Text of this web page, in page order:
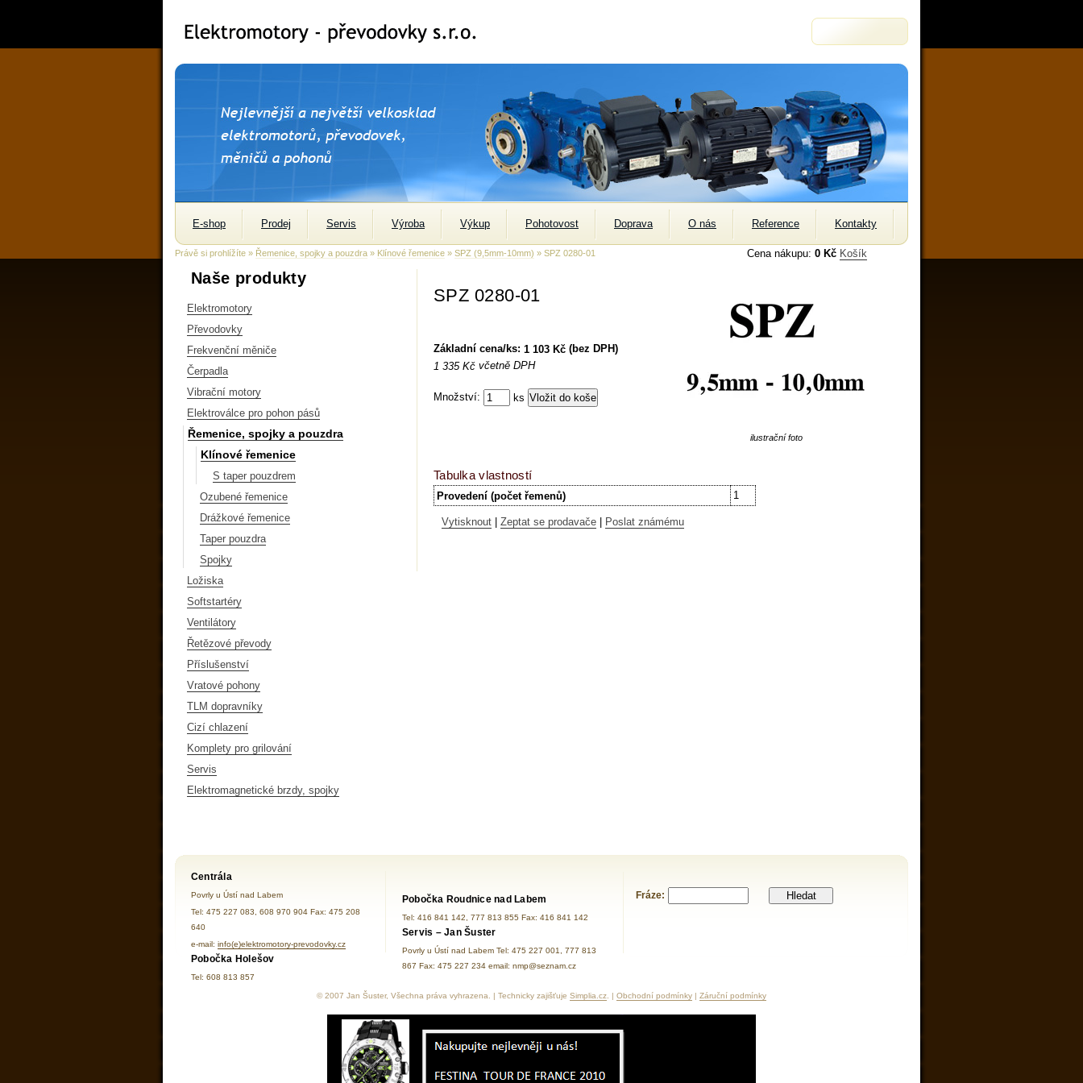
E-shop Prodej Servis Výroba Výkup Pohotovost Doprava O nás Reference Kontakty
Cena nákupu: 0 Kč Košík
Právě si prohlížíte » Řemenice, spojky a pouzdra » Klínové řemenice » SPZ (9,5mm-10mm) » SPZ 0280-01
Naše produkty
Elektromotory
Převodovky
Frekvenční měniče
Čerpadla
Vibrační motory
Elektroválce pro pohon pásů
Řemenice, spojky a pouzdra
Klínové řemenice
S taper pouzdrem
Ozubené řemenice
Drážkové řemenice
Taper pouzdra
Spojky
Ložiska
Softstartéry
Ventilátory
Řetězové převody
Příslušenství
Vratové pohony
TLM dopravníky
Cizí chlazení
Komplety pro grilování
Servis
Elektromagnetické brzdy, spojky
SPZ 0280-01
Základní cena/ks: 1 103 Kč (bez DPH)
1 335 Kč včetně DPH
Množství: ks
ilustrační foto
Tabulka vlastností
Provedení (počet řemenů) 1
Vytisknout Zeptat se prodavače Poslat známému
Centrála
Povrly u Ústí nad Labem
Tel: 475 227 083, 608 970 904 Fax: 475 208
640
e-mail: info(e)elektromotory-prevodovky.cz
Pobočka Holešov
Tel: 608 813 857
Pobočka Roudnice nad Labem
Tel: 416 841 142, 777 813 855 Fax: 416 841 142
Servis – Jan Šuster
Povrly u Ústí nad Labem Tel: 475 227 001, 777 813
867 Fax: 475 227 234 email: nmp@seznam.cz
Fráze: Hledat
© 2007 Jan Šuster, Všechna práva vyhrazena. | Technicky zajišťuje Simplia.cz . | Obchodní podmínky | Záruční podmínky